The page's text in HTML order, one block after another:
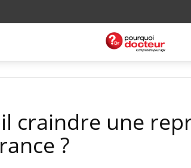
craindre une
?